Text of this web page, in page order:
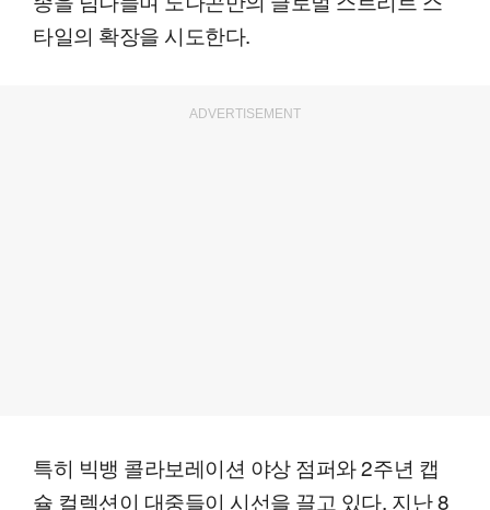
타일의 확장을 시도한다.
ADVERTISEMENT
특히 빅뱅 콜라보레이션 야상 점퍼와 2주년 캡
슐 컬렉션이 대중들이 시선을 끌고 있다. 지난 8